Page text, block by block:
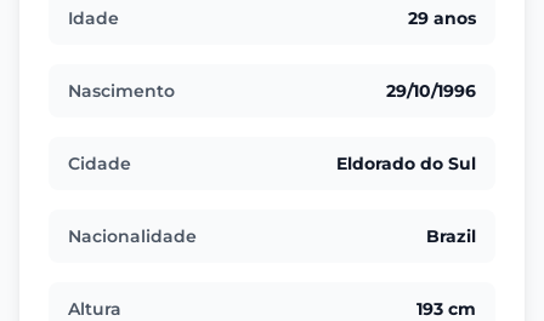
Idade 29 anos
Nascimento 29/10/1996
Cidade Eldorado do Sul
Nacionalidade Brazil
Altura 193 cm